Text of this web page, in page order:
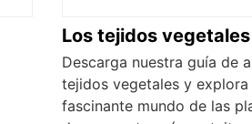
Los tejidos vegetales
Descarga nuestra guía de
tejidos vegetales y
fascinante mundo de las